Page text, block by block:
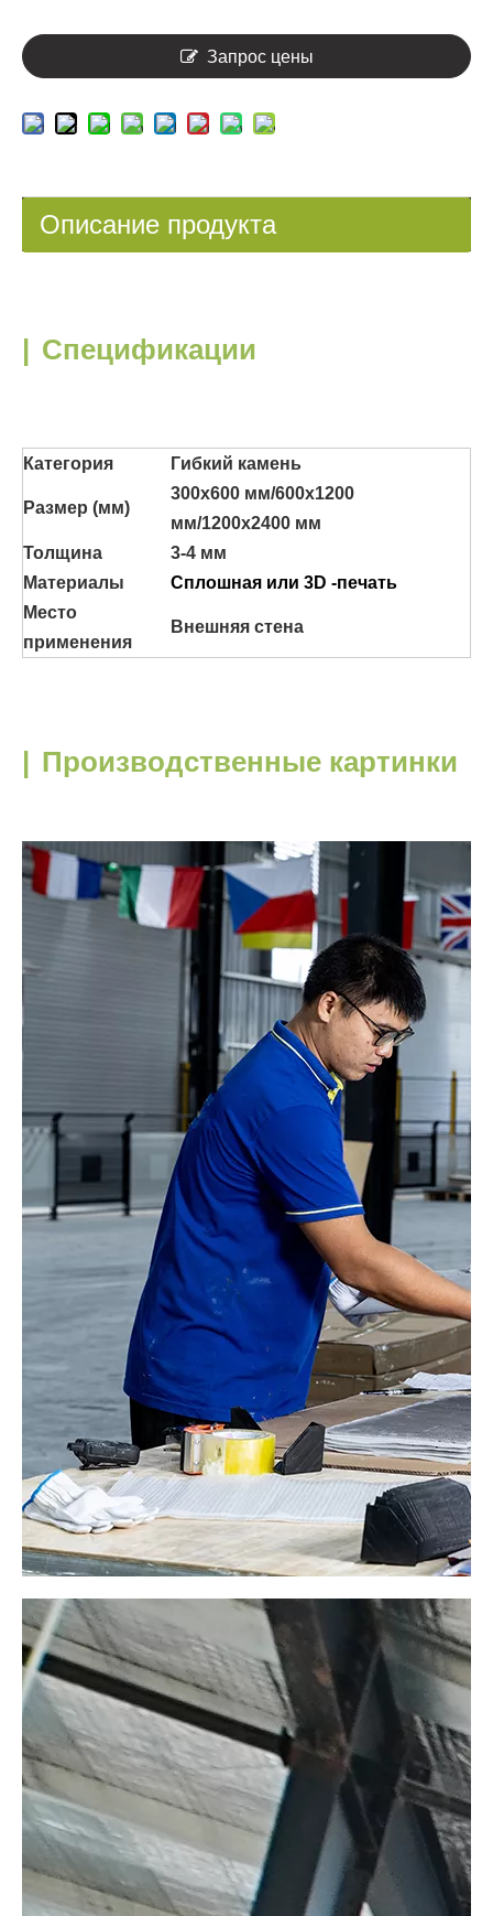
Запрос цены
Описание продукта
| Спецификации
Категория Гибкий камень
Размер (мм)
300x600 мм/600x1200
мм/1200x2400 мм
Толщина
3-4 мм
Материалы
Сплошная или 3D -печать
Место
применения
Внешняя стена
| Производственные картинки